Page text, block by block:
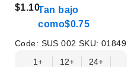
$1.10Tan bajo
como$0.75
Code: SUS 002 SKU:01849
1+
12+
24+